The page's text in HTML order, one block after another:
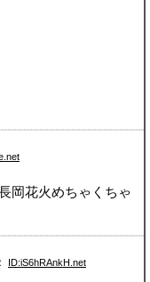
岡花火めちゃくちゃ
ID:iS6hRAnkH.net